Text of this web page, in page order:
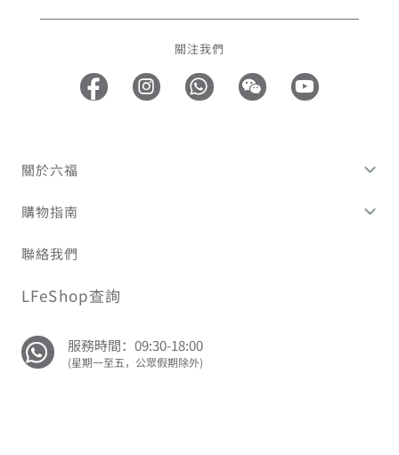
你的愛。華麗高貴的黃金首
飾，不僅是點綴在頸間、腕
上的美麗，更是一份「會增
值」的禮物，承載著你對媽
媽的感謝與祝福。今年，讓
我們用一份不朽的心意，照
證，象徵著一生一世的承
諾。以下為大家甄選多款採
用18K金、鉑金或黃金與鑽
石鑄造的精緻婚戒，讓你輕
易找到心儀的婚戒。
關注我們
關於六福
購物指南
聯絡我們
LFeShop查詢
服務時間：09:30-18:00
(星期一至五，公眾假期除外)